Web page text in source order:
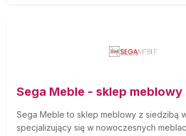
Sega Meble - sklep meblowy
Sega Meble to sklep meblowy z siedzibą
specjalizujący się w nowoczesnych